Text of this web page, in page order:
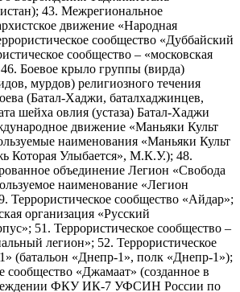
43. Межрегиональное
движение «Народная
сообщество «Дуббайский
сообщество – «московская
Боевое крыло группы (вирда)
мурдов) религиозного течения
(Батал-Хаджи, баталхаджинцев,
шейха овлия (устаза) Батал-Хаджи
движение «Маньяки Культ
наименования «Маньяки Культ
Которая Улыбается», М.К.У.); 48.
объединение Легион «Свобода
наименование «Легион
Террористическое сообщество «Айдар»;
организация «Русский
51. Террористическое сообщество –
легион»; 52. Террористическое
(батальон «Днепр-1», полк «Днепр-1»);
сообщество «Джамаат» (созданное в
ФКУ ИК-7 УФСИН России по